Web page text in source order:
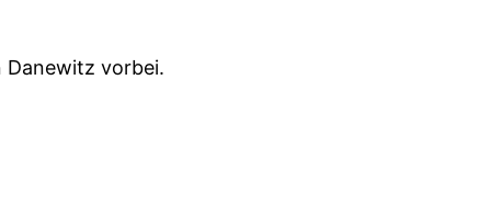
Danewitz vorbei.